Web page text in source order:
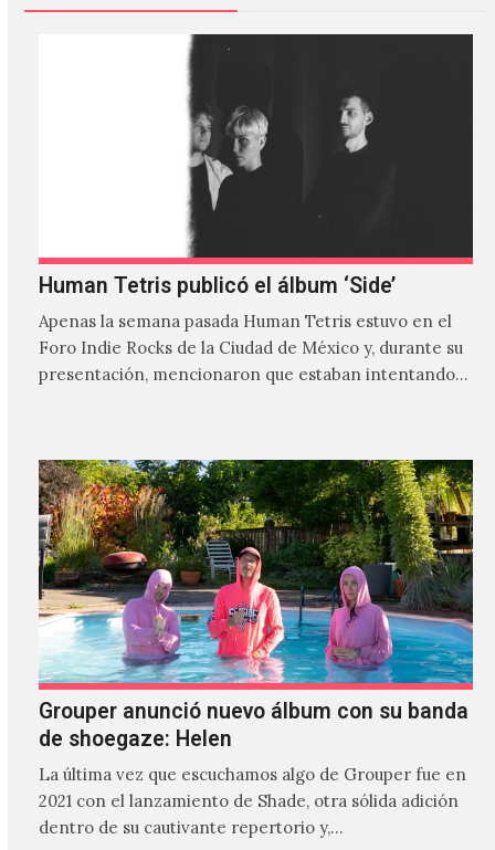
Human Tetris publicó el álbum ‘Side’
Apenas la semana pasada Human Tetris estuvo en el
Foro Indie Rocks de la Ciudad de México y, durante su
presentación, mencionaron que estaban intentando…
Grouper anunció nuevo álbum con su banda
de shoegaze: Helen
La última vez que escuchamos algo de Grouper fue en
2021 con el lanzamiento de Shade, otra sólida adición
dentro de su cautivante repertorio y,…